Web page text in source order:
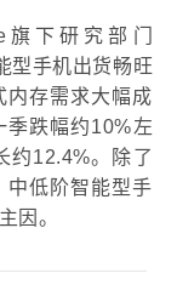
下研究部门
型手机出货畅旺
内存需求大幅成
季跌幅约10%左
约12.4%。除了
中低阶智能型手
因。